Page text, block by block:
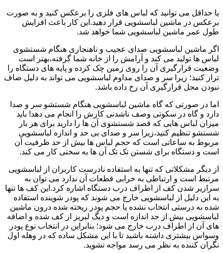
یا حداقل می توانید که لباس های فلزی را برعکس کنید و به صورت
برعکس در ماشین لباسشویی قرار دهید.این کار باعث افزایش
طول عمر ماشین لباسشویی شما خواهد شد.
اگر ماشین لباسشویی صدای عجیب و ناهنجاری هنگام شستشوی
لباس ها تولید می کند و آرامش را از خانه شما گرفته،بهتر است
وضعیت قرارگیری آن را روی زمین چک کرده و پایه های دستگاه را
تراز کنید؛ زیرا سر و صدای مداوم لباسشویی می تواند به دلیل صاف
نبودن محل قرارگیری آن رخ داده باشد.
اما در صورتی که گاه ماشین لباسشویی هنگام شستشو سر و صدا
دارد و گاه در سکوتی وصف ناشدنی کارش را انجام می دهد! باید
میزان لباس هایی که قصد شستشوی آن ها را دارید برای هر بار
شستشو تنظیم کنید،زیرا سر و صدای بی حد و اندازه لباسشویی
مربوط به ساعاتی است که حجم لباس ها بیش از حد ظرفیت آن
است و دستگاه برای شستن تک تک آن ها به سختی کار می کند.
از دیگر مشکلاتی که تنها به استفاده نادرست کاربران از لباسشویی
مرتبط است و ارتباطی به خرابی قطعات آن ندارد می توان به
سرازیر شدن کف از اطراف درب دستگاه اشاره کرد.این کف ها تنها
به این دلیل از لباسشویی خارج می شوند که پودر شوینده استفاده
شده به درستی انتخاب نشده یا حجم پودر ریخته شده درون ماشین
لباسشویی بیش از حد اندازه است و دیگ لبریز از کف شده و اضافه
های آن از اطراف درب خارج می شود؛ بنابراین در انتخاب نوع پودر
وسواس بیشتری داشته باشید تا با این مشکل ساده که در وهله اول
نگران کننده به نظر می رسد مواجه نشوید.